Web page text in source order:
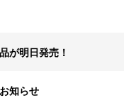
が明日発売！
知らせ